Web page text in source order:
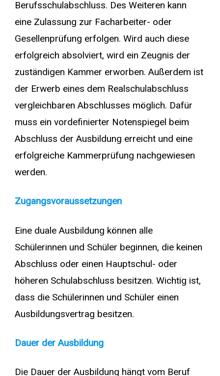
Berufsschulabschluss. Des Weiteren kann
eine Zulassung zur Facharbeiter- oder
Gesellenprüfung erfolgen. Wird auch diese
erfolgreich absolviert, wird ein Zeugnis der
zuständigen Kammer erworben. Außerdem ist
der Erwerb eines dem Realschulabschluss
vergleichbaren Abschlusses möglich. Dafür
muss ein vordefinierter Notenspiegel beim
Abschluss der Ausbildung erreicht und eine
erfolgreiche Kammerprüfung nachgewiesen
werden.
Zugangsvoraussetzungen
Eine duale Ausbildung können alle
Schülerinnen und Schüler beginnen, die keinen
Abschluss oder einen Hauptschul- oder
höheren Schulabschluss besitzen. Wichtig ist,
dass die Schülerinnen und Schüler einen
Ausbildungsvertrag besitzen.
Dauer der Ausbildung
Die Dauer der Ausbildung hängt vom Beruf